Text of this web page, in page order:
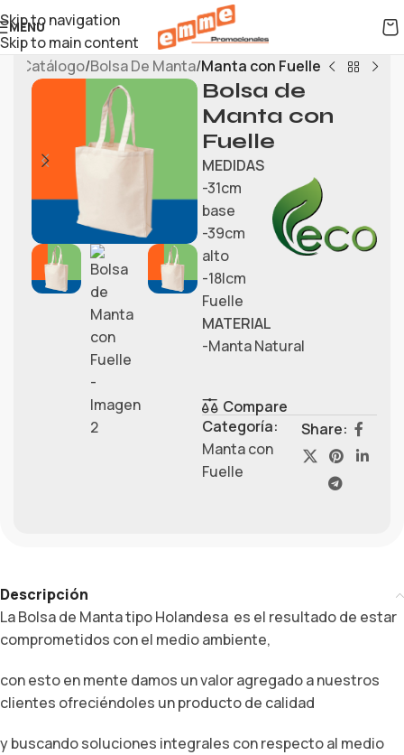
Skip to navigation
Skip to main content
MENU
Catálogo Bolsa De Manta Manta con Fuelle
Bolsa de
Manta con
Fuelle
MEDIDAS
-31cm
base
-39cm
alto
-18|cm
Fuelle
MATERIAL
-Manta Natural
Compare
Categoría:
Manta con
Fuelle
Share:
Descripción
La Bolsa de Manta tipo Holandesa es el resultado de estar
comprometidos con el medio ambiente,
con esto en mente damos un valor agregado a nuestros
clientes ofreciéndoles un producto de calidad
y buscando soluciones integrales con respecto al medio